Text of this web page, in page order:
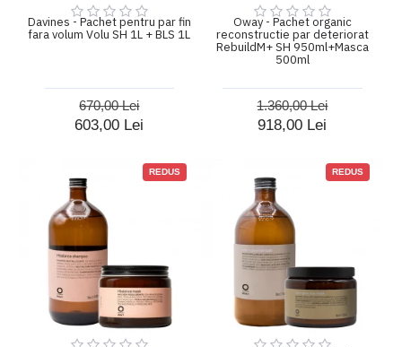
Davines - Pachet pentru par fin
fara volum Volu SH 1L + BLS 1L
603,00 Lei
670,00 Lei
Oway - Pachet organic
reconstructie par deteriorat
RebuildM+ SH 950ml+Masca
500ml
918,00 Lei
1.360,00 Lei
REDUS REDUS